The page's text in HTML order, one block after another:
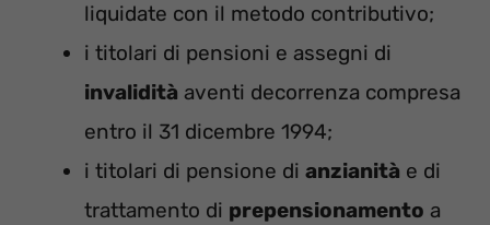
liquidate con il metodo contributivo;
i titolari di pensioni e assegni di
invalidità aventi decorrenza compresa
entro il 31 dicembre 1994;
i titolari di pensione di anzianità e di
trattamento di prepensionamento a